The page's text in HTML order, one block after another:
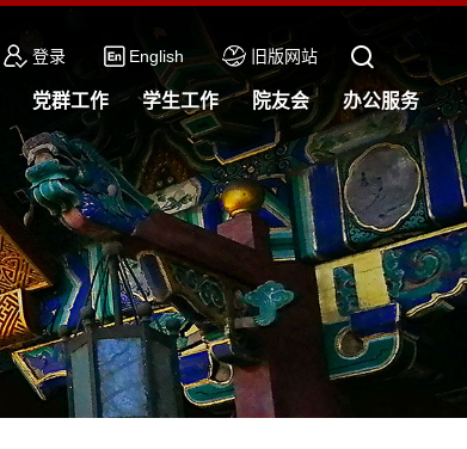
登录 English 旧版网站
党群工作 学生工作 院友会 办公服务